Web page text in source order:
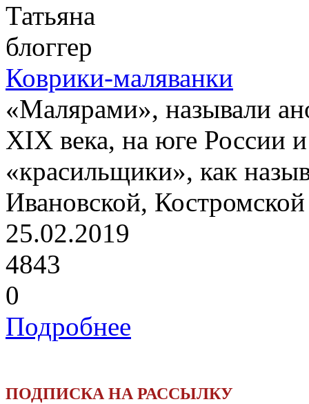
Татьяна
блоггер
Коврики-маляванки
«Малярами», называли
XIX века, на юге России
«красильщики», как
Ивановской,
25.02.2019
4843
0
Подробнее
ПОДПИСКА НА РАССЫЛКУ